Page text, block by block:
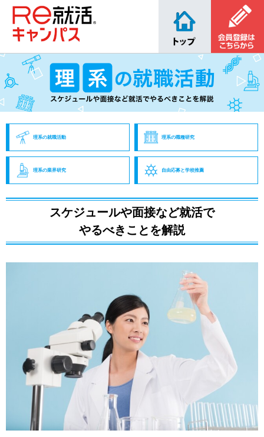
理系の就職活動 理系の職種研究
理系の業界研究 自由応募と学校推薦
スケジュールや面接など就活で
やるべきことを解説